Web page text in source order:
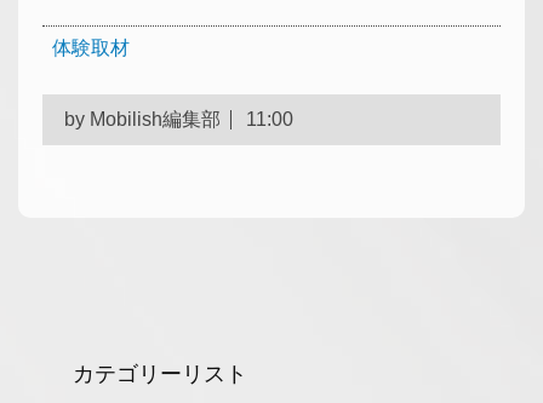
体験取材
by Mobilish編集部 11:00
カテゴリーリスト